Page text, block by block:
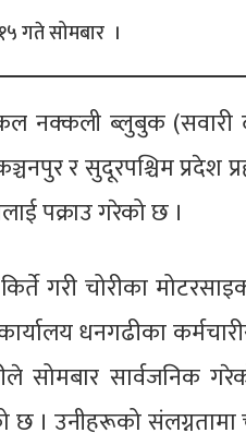
गते सोमबार ।
नक्कली ब्लुबुक (सवारी
र सुदूरपश्चिम
पक्राउ गरेको छ ।
गरी चोरीका
धनगढीका
सोमबार सार्वजनिक
। उनीहरूको संलग्नतामा